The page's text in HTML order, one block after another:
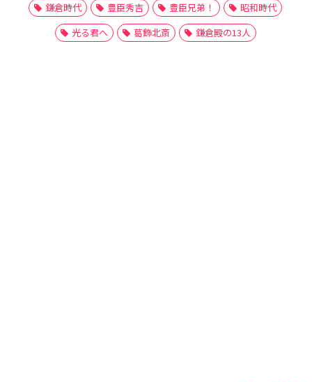
鎌倉時代
豊臣秀吉 豊臣兄弟！
昭和時代
光る君へ
葛飾北斎 鎌倉殿の13人